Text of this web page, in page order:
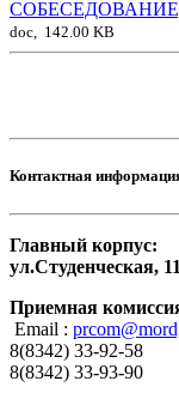
doc, 142.00 KB
Контактная
Главный корпус:
ул.Студенческая,
Приемная
Email :
8(8342) 33-92-58
8(8342) 33-93-90